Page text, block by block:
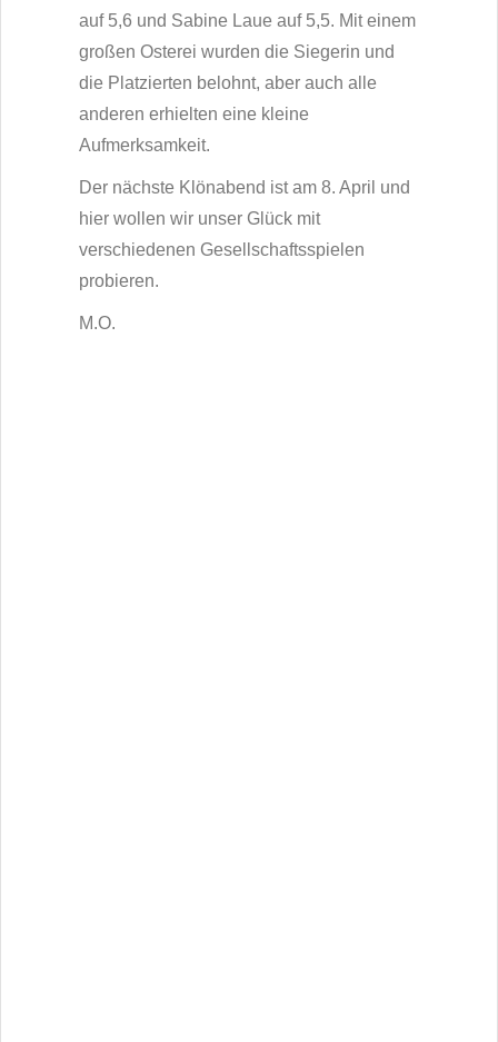
auf 5,6 und Sabine Laue auf 5,5. Mit einem
großen Osterei wurden die Siegerin und
die Platzierten belohnt, aber auch alle
anderen erhielten eine kleine
Aufmerksamkeit.
Der nächste Klönabend ist am 8. April und
hier wollen wir unser Glück mit
verschiedenen Gesellschaftsspielen
probieren.
M.O.